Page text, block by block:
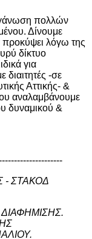
πολλών
Δίνουμε
λόγω της
δίκτυο
για
-σε
Αττικής- &
αναλαμβάνουμε
δυναμικού &
- ΣΤΑΚΟΔ